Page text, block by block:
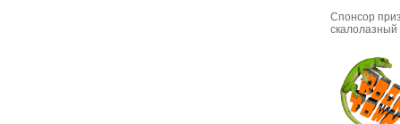
Спонсор
скалолазный